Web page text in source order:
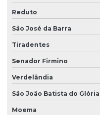
Reduto
São José da Barra
Tiradentes
Senador Firmino
Verdelândia
São João Batista do Glória
Moema